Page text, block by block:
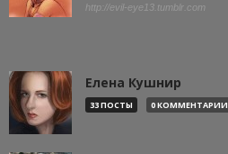
http://evil-eye13.tumblr.com
Елена Кушнир
33 ПОСТЫ 0 КОММЕНТАРИИ